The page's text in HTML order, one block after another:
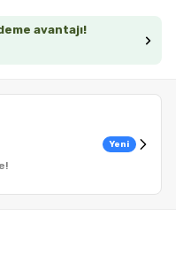
avantajı!
Yeni